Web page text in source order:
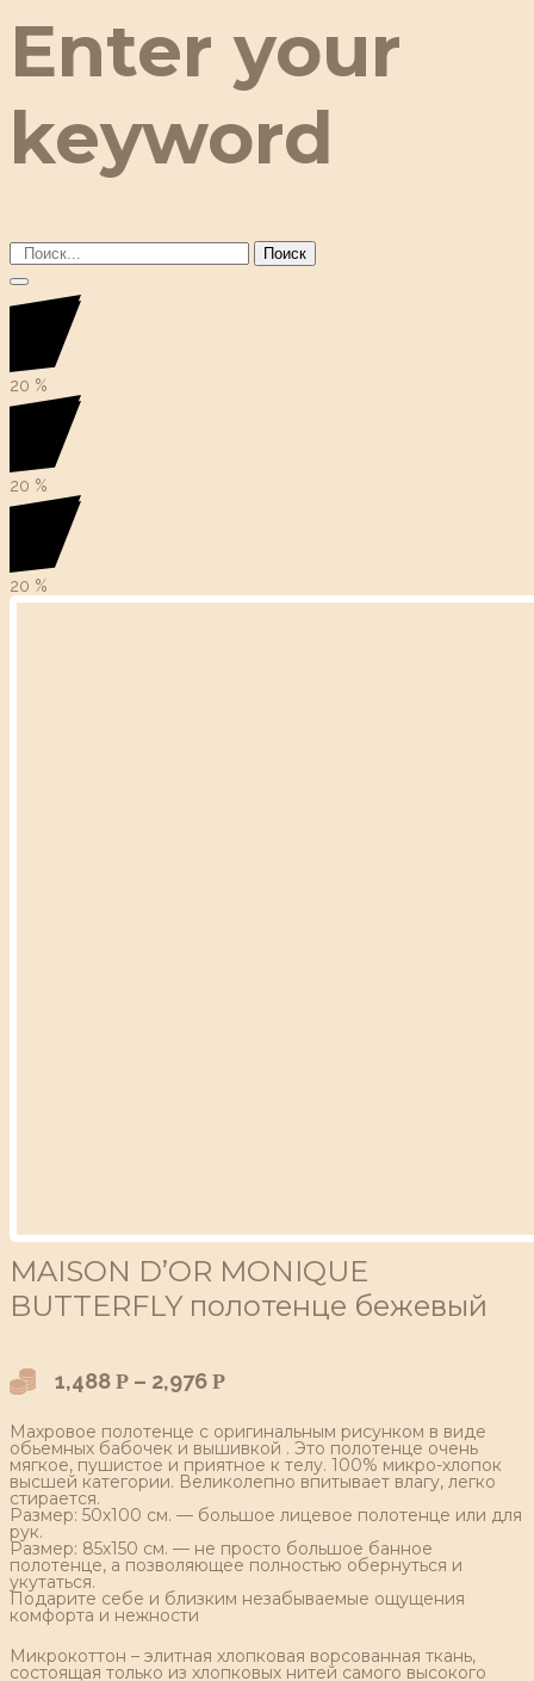
Enter your
keyword
Поиск
20 %
20 %
20 %
MAISON D’OR MONIQUE
BUTTERFLY полотенце бежевый
1,488 Р – 2,976 Р
Махровое полотенце с оригинальным рисунком в виде
обьемных бабочек и вышивкой . Это полотенце очень
мягкое, пушистое и приятное к телу. 100% микро-хлопок
высшей категории. Великолепно впитывает влагу, легко
стирается.
Размер: 50х100 см. — большое лицевое полотенце или для
рук.
Размер: 85х150 см. — не просто большое банное
полотенце, а позволяющее полностью обернуться и
укутаться.
Подарите себе и близким незабываемые ощущения
комфорта и нежности
Микрокоттон – элитная хлопковая ворсованная ткань,
состоящая только из хлопковых нитей самого высокого